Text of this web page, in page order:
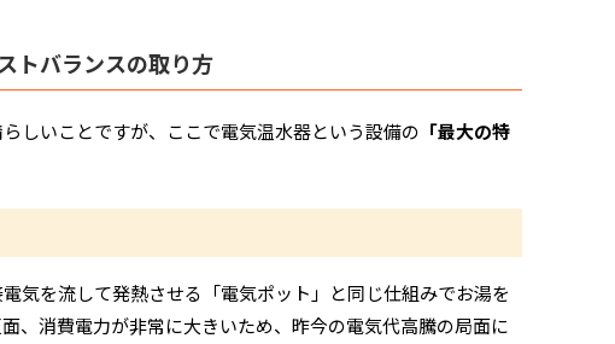
トバランスの取り方
しいことですが、ここで電気温水器という設備の 「最大の特
気を流して発熱させる「電気ポット」と同じ仕組みでお湯を
、消費電力が非常に大きいため、昨今の電気代高騰の局面に